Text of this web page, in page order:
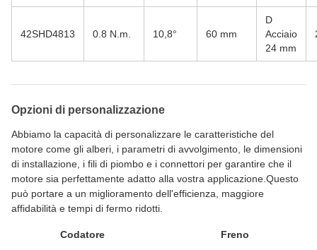
42SHD4813 0.8 N.m. 10,8° 60 mm
D
Acciaio
24 mm
Opzioni di personalizzazione
Abbiamo la capacità di personalizzare le caratteristiche del
motore come gli alberi, i parametri di avvolgimento, le dimensioni
di installazione, i fili di piombo e i connettori per garantire che il
motore sia perfettamente adatto alla vostra applicazione.Questo
può portare a un miglioramento dell'efficienza, maggiore
affidabilità e tempi di fermo ridotti.
Codatore Freno